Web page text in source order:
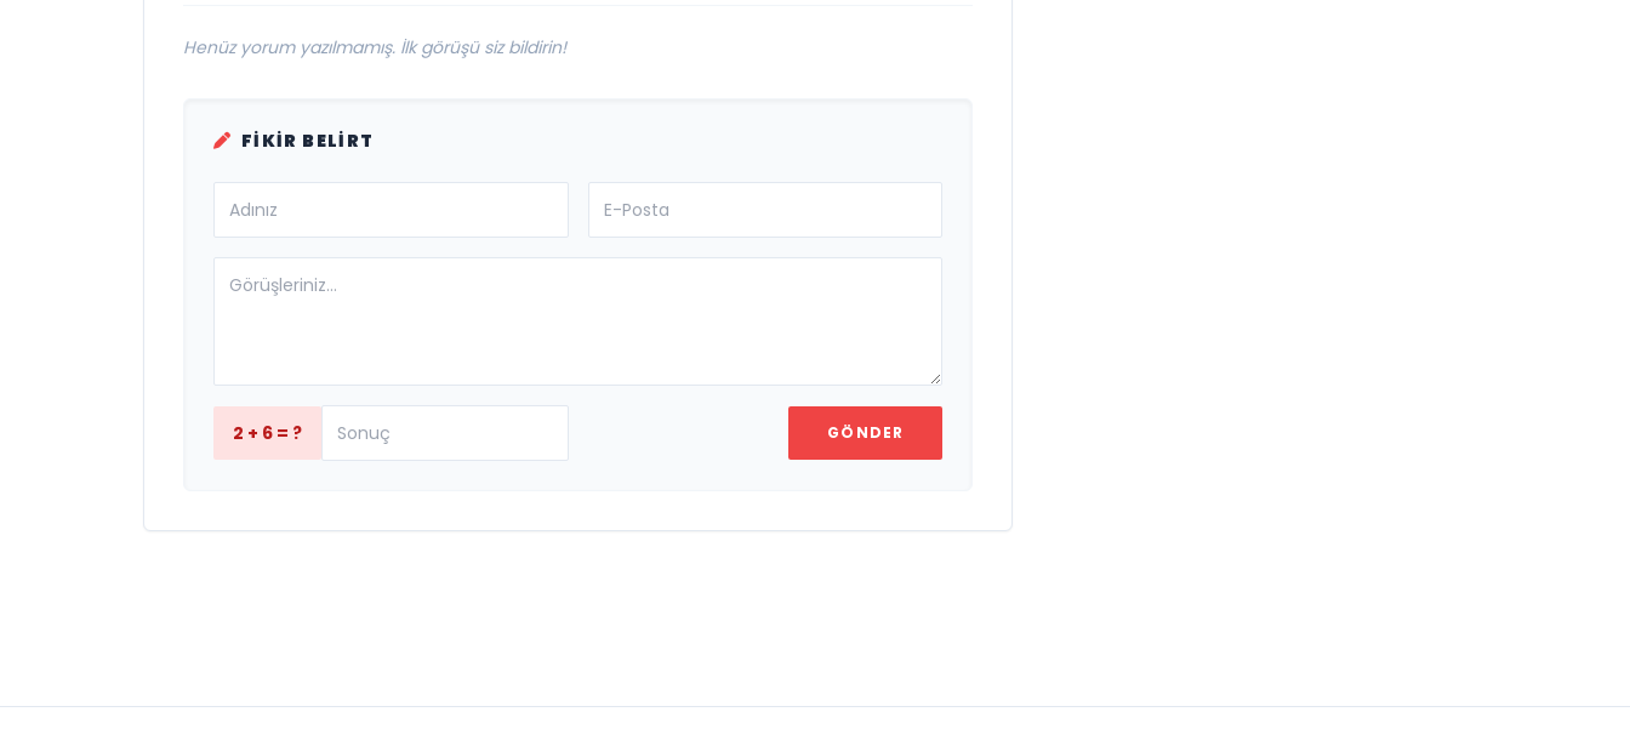
Henüz yorum yazılmamış. İlk görüşü siz bildirin!
FIKIR BELIRT
2 + 6 = ? GÖNDER